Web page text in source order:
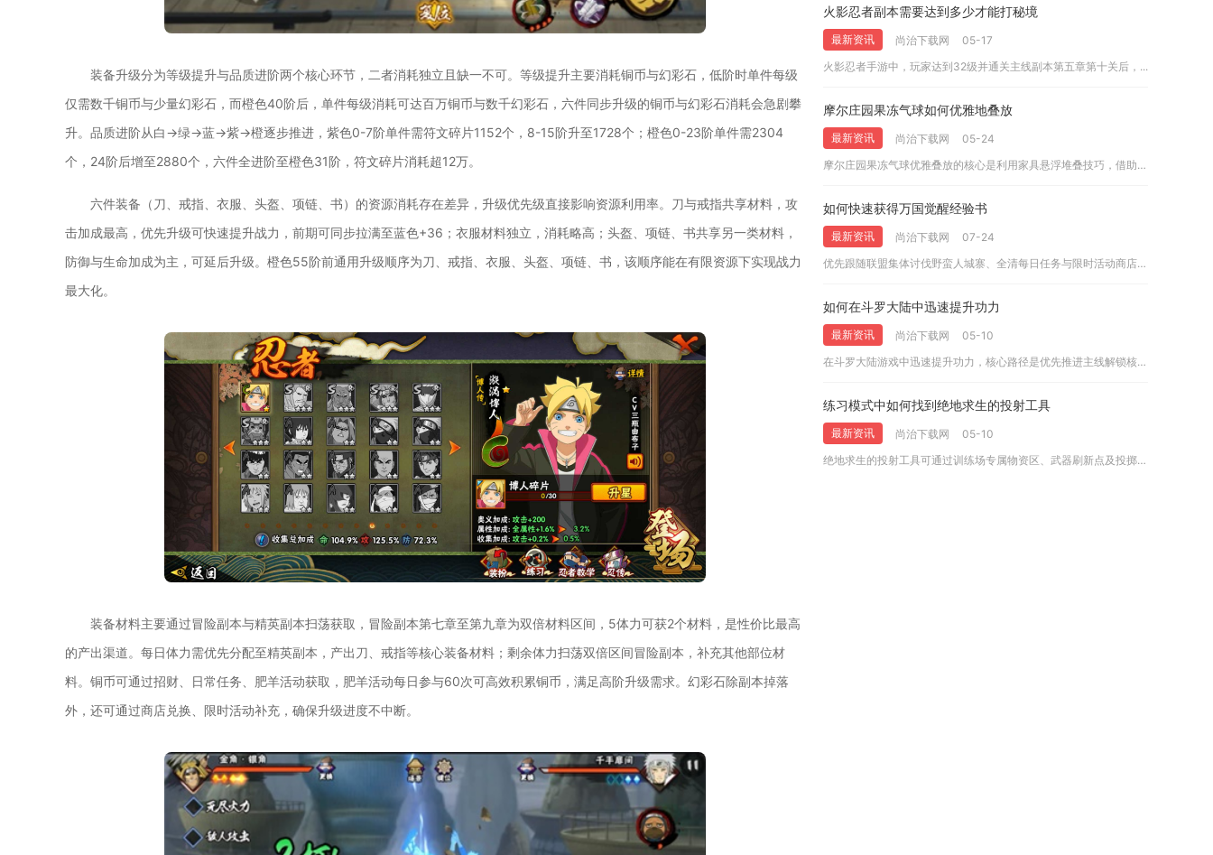
装备升级分为等级提升与品质进阶两个核心环节，二者消耗独立且缺一不可。等级提升主要消耗铜币与幻彩石，低阶时单件每级
仅需数千铜币与少量幻彩石，而橙色40阶后，单件每级消耗可达百万铜币与数千幻彩石，六件同步升级的铜币与幻彩石消耗会急剧攀
升。品质进阶从白→绿→蓝→紫→橙逐步推进，紫色0-7阶单件需符文碎片1152个，8-15阶升至1728个；橙色0-23阶单件需2304
个，24阶后增至2880个，六件全进阶至橙色31阶，符文碎片消耗超12万。
六件装备（刀、戒指、衣服、头盔、项链、书）的资源消耗存在差异，升级优先级直接影响资源利用率。刀与戒指共享材料，攻
击加成最高，优先升级可快速提升战力，前期可同步拉满至蓝色+36；衣服材料独立，消耗略高；头盔、项链、书共享另一类材料，
防御与生命加成为主，可延后升级。橙色55阶前通用升级顺序为刀、戒指、衣服、头盔、项链、书，该顺序能在有限资源下实现战力
最大化。
装备材料主要通过冒险副本与精英副本扫荡获取，冒险副本第七章至第九章为双倍材料区间，5体力可获2个材料，是性价比最高
的产出渠道。每日体力需优先分配至精英副本，产出刀、戒指等核心装备材料；剩余体力扫荡双倍区间冒险副本，补充其他部位材
料。铜币可通过招财、日常任务、肥羊活动获取，肥羊活动每日参与60次可高效积累铜币，满足高阶升级需求。幻彩石除副本掉落
外，还可通过商店兑换、限时活动补充，确保升级进度不中断。
火影忍者副本需要达到多少才能打秘境
最新资讯 尚治下载网
05-17
火影忍者手游中，玩家达到32级并通关主线副本第五章第十关后，...
摩尔庄园果冻气球如何优雅地叠放
最新资讯 尚治下载网
05-24
摩尔庄园果冻气球优雅叠放的核心是利用家具悬浮堆叠技巧，借助圆...
如何快速获得万国觉醒经验书
最新资讯 尚治下载网
07-24
优先跟随联盟集体讨伐野蛮人城寨、全清每日任务与限时活动商店兑...
如何在斗罗大陆中迅速提升功力
最新资讯 尚治下载网
05-10
在斗罗大陆游戏中迅速提升功力，核心路径是优先推进主线解锁核心...
练习模式中如何找到绝地求生的投射工具
最新资讯 尚治下载网
05-10
绝地求生的投射工具可通过训练场专属物资区、武器刷新点及投掷物...